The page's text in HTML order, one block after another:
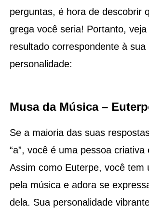
perguntas, é hora de descobrir
grega você seria! Portanto, veja
resultado correspondente à sua
personalidade:
Musa da Música –
Se a maioria das suas
“a”, você é uma pessoa criativa
Assim como Euterpe, você tem
pela música e adora se
dela. Sua personalidade